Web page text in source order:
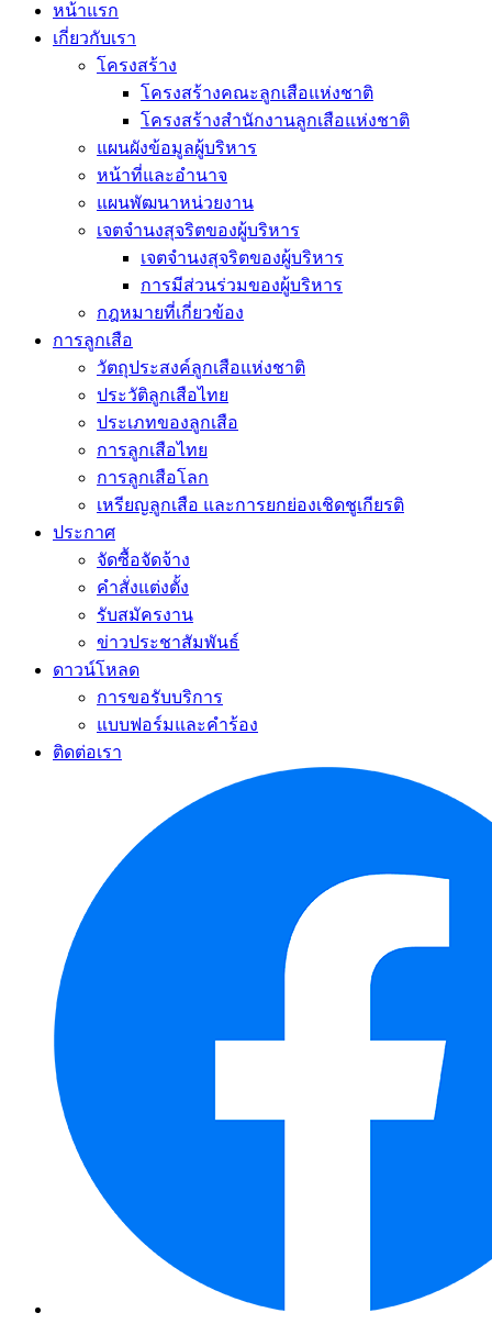
หน้าแรก
เกี่ยวกับเรา
โครงสร้าง
โครงสร้างคณะลูกเสือแห่งชาติ
โครงสร้างสำนักงานลูกเสือแห่งชาติ
แผนผังข้อมูลผู้บริหาร
หน้าที่และอำนาจ
แผนพัฒนาหน่วยงาน
เจตจำนงสุจริตของผู้บริหาร
เจตจำนงสุจริตของผู้บริหาร
การมีส่วนร่วมของผู้บริหาร
กฎหมายที่เกี่ยวข้อง
การลูกเสือ
วัตถุประสงค์ลูกเสือแห่งชาติ
ประวัติลูกเสือไทย
ประเภทของลูกเสือ
การลูกเสือไทย
การลูกเสือโลก
เหรียญลูกเสือ และการยกย่องเชิดชูเกียรติ
ประกาศ
จัดซื้อจัดจ้าง
คำสั่งแต่งตั้ง
รับสมัครงาน
ข่าวประชาสัมพันธ์
ดาวน์โหลด
การขอรับบริการ
แบบฟอร์มและคำร้อง
ติดต่อเรา